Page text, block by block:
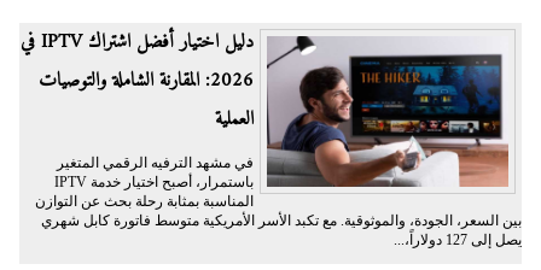
دليل اختيار أفضل اشتراك IPTV في
2026: المقارنة الشاملة والتوصيات
العملية
في مشهد الترفيه الرقمي المتغير
باستمرار، أصبح اختيار خدمة IPTV
المناسبة بمثابة رحلة بحث عن التوازن
بين السعر، الجودة، والموثوقية. مع تكبد الأسر الأمريكية متوسط فاتورة كابل شهري
يصل إلى 127 دولاراً،...